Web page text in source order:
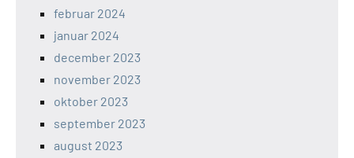
februar 2024
januar 2024
december 2023
november 2023
oktober 2023
september 2023
august 2023